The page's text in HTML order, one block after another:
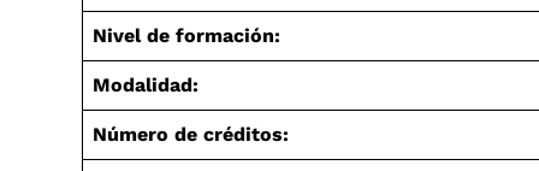
Nivel de formación:
Modalidad:
Número de créditos: